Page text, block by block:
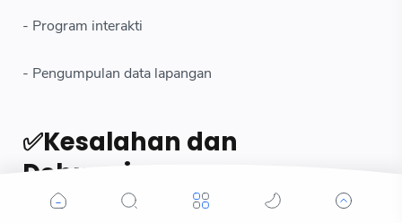
- Program interakti
- Pengumpulan data lapangan
✅Kesalahan dan
Debugging